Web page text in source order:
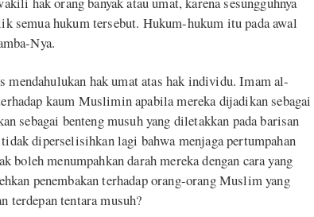
semua hukum tersebut. Hukum-hukum itu pada awal
Nya.
mendahulukan hak umat atas hak individu. Imam al-
kaum Muslimin apabila mereka dijadikan sebagai
sebagai benteng musuh yang diletakkan pada barisan
diperselisihkan lagi bahwa menjaga pertumpahan
menumpahkan darah mereka dengan cara yang
penembakan terhadap orang-orang Muslim yang
terdepan tentara musuh?